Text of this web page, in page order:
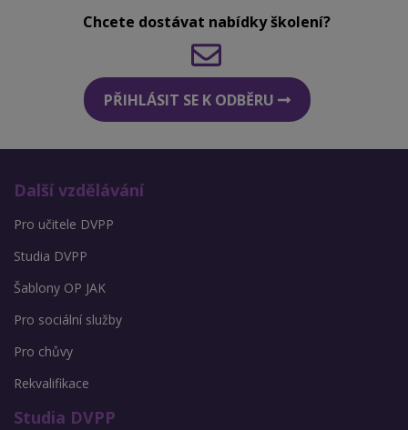
Chcete dostávat nabídky školení?
PŘIHLÁSIT SE K ODBĚRU
Další vzdělávání
Pro učitele DVPP
Studia DVPP
Šablony OP JAK
Pro sociální služby
Pro chůvy
Rekvalifikace
Studia DVPP